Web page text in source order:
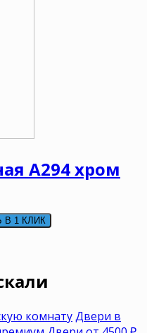
А294 хром
В 1 КЛИК
комнатуДвери в